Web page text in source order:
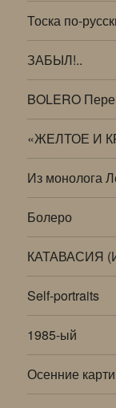
Тоска по-
ЗАБЫЛ!..
BOLERO
«ЖЕЛТОЕ И
Из монолога
Болеро
КАТАВАСИЯ
Self-portraits
1985-ый
Осенние